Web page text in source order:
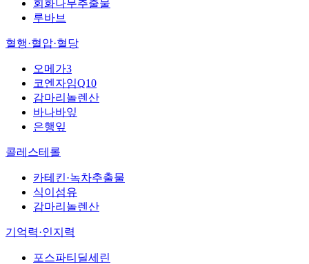
회화나무추출물
루바브
혈행·혈압·혈당
오메가3
코엔자임Q10
감마리놀렌산
바나바잎
은행잎
콜레스테롤
카테킨·녹차추출물
식이섬유
감마리놀렌산
기억력·인지력
포스파티딜세린